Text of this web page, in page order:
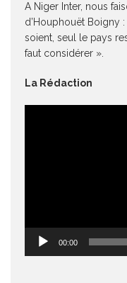
A Niger Inter, nous
d’Houphouët Boigny
soient, seul le pays
faut considérer ».
La Rédaction
00:00